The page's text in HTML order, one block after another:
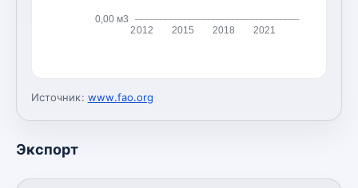
0,00 м3
2012 2015 2018 2021
Источник: www.fao.org
Экспорт